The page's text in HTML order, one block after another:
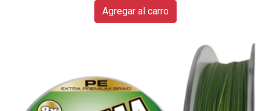
Agregar al carro